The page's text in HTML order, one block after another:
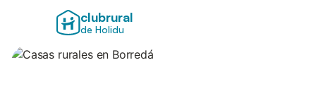
clubrural
de Holidu